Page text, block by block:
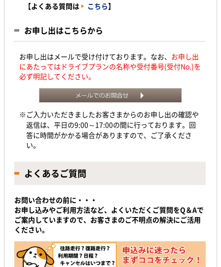
【よくある質問は
こちら】
お申し出はこちらから
お申し出はメールで受け付けております。なお、 お申し出
にあたってはドライブプランの名称や受付番号(受付No.)を
必ず明記してください。
※ご入力いただきましたお客さまからのお申し出の確認や
返信は、平日の9:00～17:00の間に行っております。回
答に時間がかかる場合がありますので、ご了承くださ
い。
よくあるご質問
お問い合わせの前に・・・
お申し込みやご利用方法など、よくいただくご質問をQ＆Aで
ご案内していますので、お客さまのご不明点の解決にご活用
ください。